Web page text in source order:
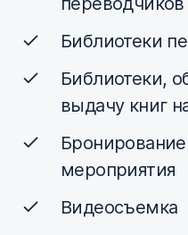
Библиотеки
Библиотеки,
выдачу книг
мероприятия
Видеосъемка